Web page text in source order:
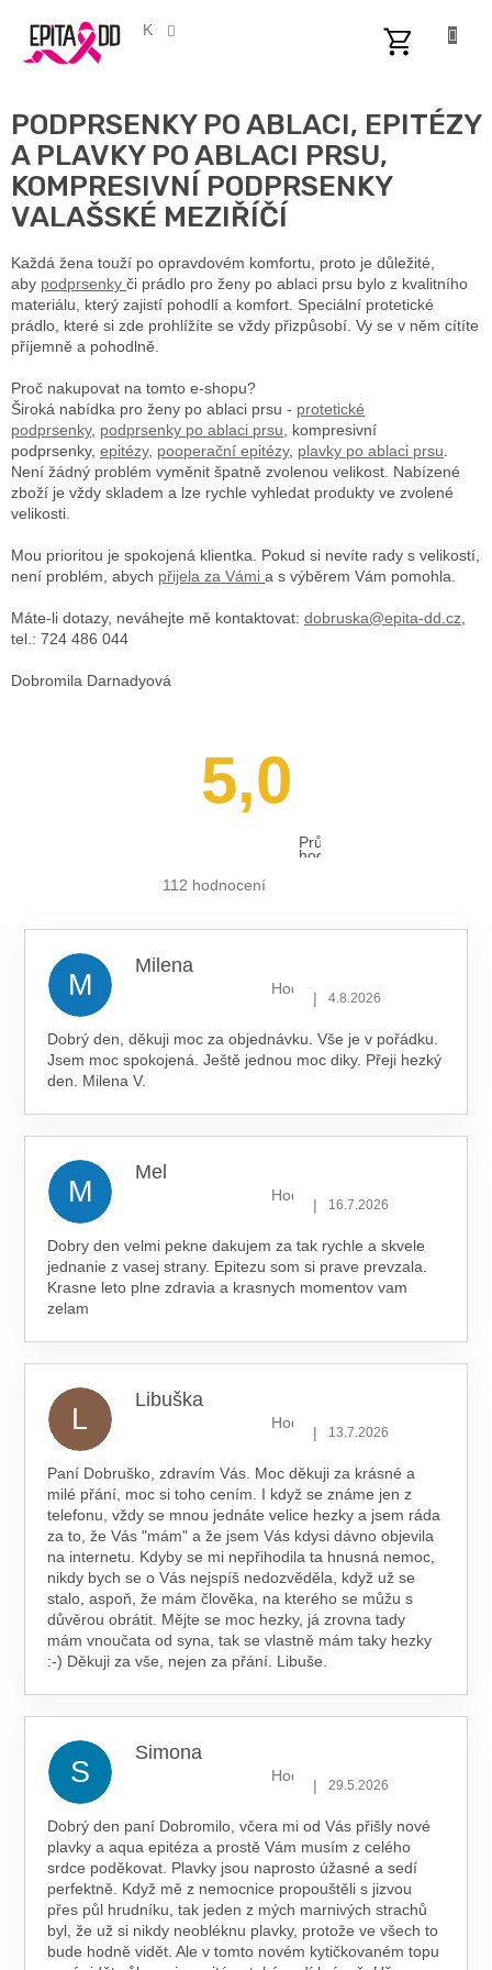
obsah
CZK
PODPRSENKY PO ABLACI, EPITÉZY
A PLAVKY PO ABLACI PRSU,
KOMPRESIVNÍ PODPRSENKY
VALAŠSKÉ MEZIŘÍČÍ
Každá žena touží po opravdovém komfortu, proto je důležité,
aby podprsenky či prádlo pro ženy po ablaci prsu bylo z kvalitního
materiálu, který zajistí pohodlí a komfort. Speciální protetické
prádlo, které si zde prohlížíte se vždy přizpůsobí. Vy se v něm cítíte
příjemně a pohodlně.
Proč nakupovat na tomto e-shopu?
Široká nabídka pro ženy po ablaci prsu - protetické
podprsenky, podprsenky po ablaci prsu,
kompresivní
podprsenky, epitézy, pooperační epitézy, plavky po ablaci prsu
Není žádný problém vyměnit špatně zvolenou velikost. Nabízené
zboží je vždy skladem a lze rychle vyhledat produkty ve zvolené
velikosti.
Mou prioritou je spokojená klientka. Pokud si nevíte rady s velikostí,
není problém, abych přijela za Vámi a s výběrem Vám pomohla.
Máte-li dotazy, neváhejte mě kontaktovat: dobruska@epita-dd.cz
tel.: 724 486 044
Dobromila Darnadyová
5,0
Průměrné
hodnocení
112 hodnocení
M
Milena
Hodnocení obchodu je 5 z 5
| 4.8.2026
Dobrý den, děkuji moc za objednávku. Vše je v pořádku.
Jsem moc spokojená. Ještě jednou moc diky. Přeji hezký
den. Milena V.
M
Mel
Hodnocení obchodu je 5 z 5
| 16.7.2026
Dobry den velmi pekne dakujem za tak rychle a skvele
jednanie z vasej strany. Epitezu som si prave prevzala.
Krasne leto plne zdravia a krasnych momentov vam
zelam
L
Libuška
Hodnocení obchodu je 5 z 5
| 13.7.2026
Paní Dobruško, zdravím Vás. Moc děkuji za krásné a
milé přání, moc si toho cením. I když se známe jen z
telefonu, vždy se mnou jednáte velice hezky a jsem ráda
za to, že Vás "mám" a že jsem Vás kdysi dávno objevila
na internetu. Kdyby se mi nepřihodila ta hnusná nemoc,
nikdy bych se o Vás nejspíš nedozvěděla, když už se
stalo, aspoň, že mám člověka, na kterého se můžu s
důvěrou obrátit. Mějte se moc hezky, já zrovna tady
mám vnoučata od syna, tak se vlastně mám taky hezky
:-) Děkuji za vše, nejen za přání. Libuše.
S
Simona
Hodnocení obchodu je 5 z 5
| 29.5.2026
Dobrý den paní Dobromilo, včera mi od Vás přišly nové
plavky a aqua epitéza a prostě Vám musím z celého
srdce poděkovat. Plavky jsou naprosto úžasné a sedí
perfektně. Když mě z nemocnice propouštěli s jizvou
přes půl hrudníku, tak jeden z mých marnivých strachů
byl, že už si nikdy neobléknu plavky, protože ve všech to
bude hodně vidět. Ale v tomto novém kytičkovaném topu